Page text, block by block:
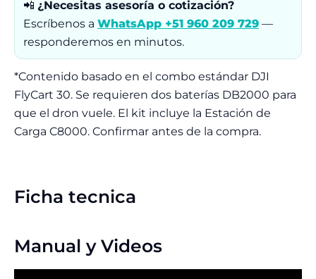
📲 ¿Necesitas asesoría o cotización?
Escríbenos a WhatsApp +51 960 209 729 —
responderemos en minutos.
*Contenido basado en el combo estándar DJI
FlyCart 30. Se requieren dos baterías DB2000 para
que el dron vuele. El kit incluye la Estación de
Carga C8000. Confirmar antes de la compra.
Ficha tecnica
Manual y Videos